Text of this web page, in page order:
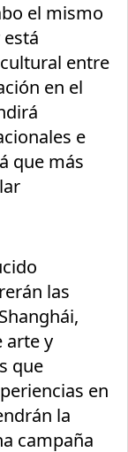
el mismo
entre
en el
e
que más
las
arte y
que
en
la
campaña